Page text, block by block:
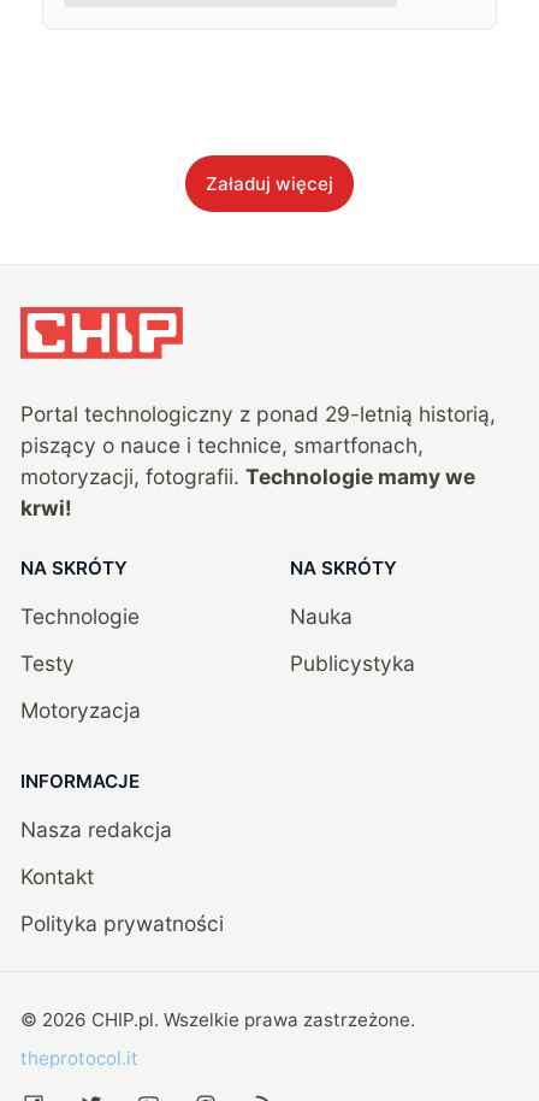
Załaduj więcej
Portal technologiczny z ponad 29-letnią historią,
piszący o nauce i technice, smartfonach,
motoryzacji, fotografii. Technologie mamy we
krwi!
NA SKRÓTY
Technologie
Testy
Motoryzacja
NA SKRÓTY
Nauka
Publicystyka
INFORMACJE
Nasza redakcja
Kontakt
Polityka prywatności
© 2026 CHIP.pl. Wszelkie prawa zastrzeżone.
theprotocol.it